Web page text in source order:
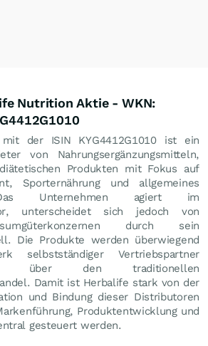
Nutrition Aktie - WKN:
der ISIN KYG4412G1010 ist ein
von Nahrungsergänzungsmitteln,
Produkten mit Fokus auf
Sporternährung und allgemeines
Unternehmen agiert im
unterscheidet sich jedoch von
durch sein
Die Produkte werden überwiegend
selbstständiger Vertriebspartner
über den traditionellen
Damit ist Herbalife stark von der
und Bindung dieser Distributoren
Produktentwicklung und
gesteuert werden.